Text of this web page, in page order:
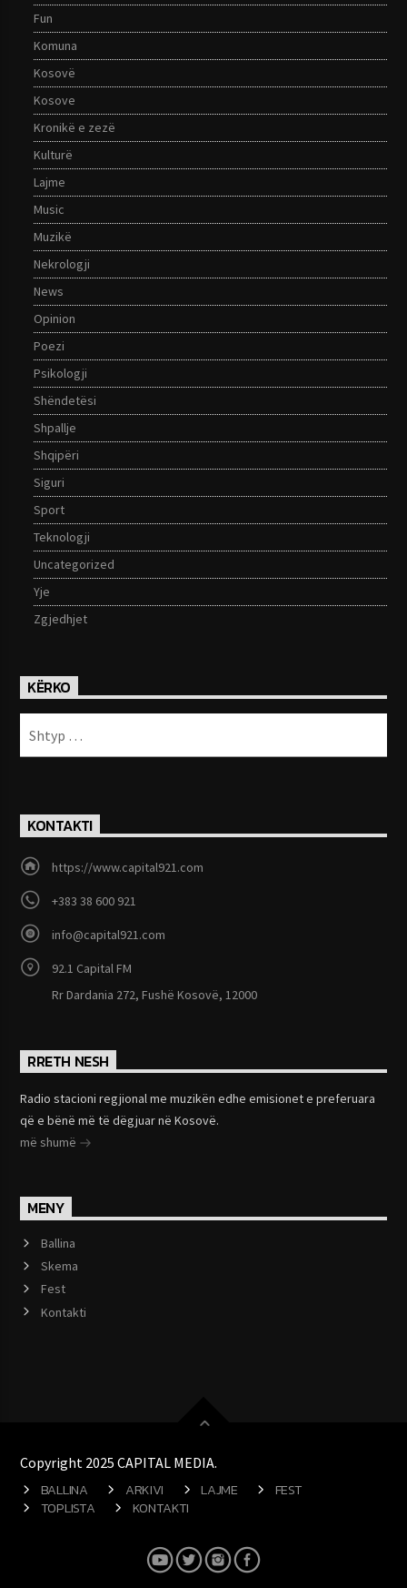
Fun
Komuna
Kosovë
Kosove
Kronikë e zezë
Kulturë
Lajme
Music
Muzikë
Nekrologji
News
Opinion
Poezi
Psikologji
Shëndetësi
Shpallje
Shqipëri
Siguri
Sport
Teknologji
Uncategorized
Yje
Zgjedhjet
KËRKO
KONTAKTI
https://www.capital921.com
+383 38 600 921
info@capital921.com
92.1 Capital FM
Rr Dardania 272, Fushë Kosovë, 12000
RRETH NESH
Radio stacioni regjional me muzikën edhe emisionet e preferuara
që e bënë më të dëgjuar në Kosovë.
më shumë
MENY
Ballina
Skema
Fest
Kontakti
Copyright 2025 CAPITAL MEDIA.
BALLINA ARKIVI LAJME
FEST
TOPLISTA
KONTAKTI